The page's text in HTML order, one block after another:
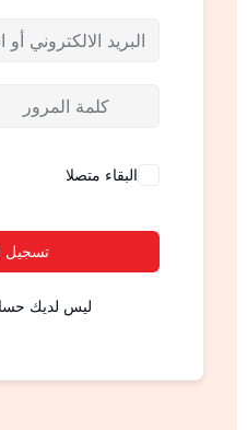
البقاء متصلا
تسجيل
ليس لديك